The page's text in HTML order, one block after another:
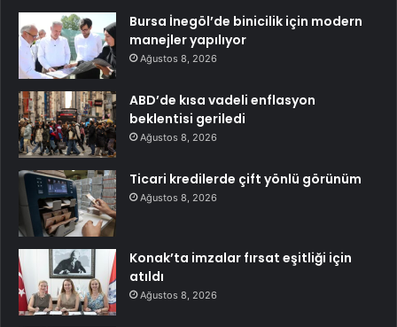
Bursa İnegöl’de binicilik için modern
manejler yapılıyor
Ağustos 8, 2026
ABD’de kısa vadeli enflasyon
beklentisi geriledi
Ağustos 8, 2026
Ticari kredilerde çift yönlü görünüm
Ağustos 8, 2026
Konak’ta imzalar fırsat eşitliği için
atıldı
Ağustos 8, 2026